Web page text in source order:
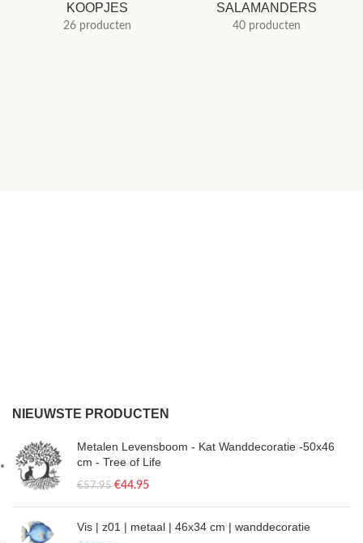
KOOPJES
26 producten
SALAMANDERS
40 producten
NIEUWSTE PRODUCTEN
Metalen Levensboom - Kat Wanddecoratie -50x46
cm - Tree of Life
€57.95 €44.95
Vis | z01 | metaal | 46x34 cm | wanddecoratie